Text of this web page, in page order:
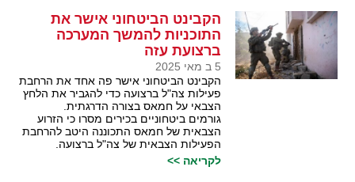
הקבינט הביטחוני אישר את
התוכניות להמשך המערכה
ברצועת עזה
5 ב מאי 2025
הקבינט הביטחוני אישר פה אחד את הרחבת
פעילות צה"ל ברצועה כדי להגביר את הלחץ
הצבאי על חמאס בצורה הדרגתית.
גורמים ביטחוניים בכירים מסרו כי הזרוע
הצבאית של חמאס התכוננה היטב להרחבת
הפעילות הצבאית של צה"ל ברצועה.
לקריאה >>